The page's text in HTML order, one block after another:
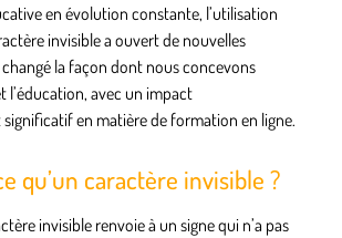
en évolution constante, l’utilisation
invisiblea ouvert de nouvelles
changé la façon dont nous concevons
l’éducation, avec un impact
en matière de formation en ligne.
qu’un caractère invisible ?
invisible renvoie à un signe qui n’a pas